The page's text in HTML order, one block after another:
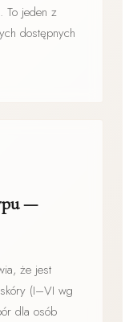
To jeden z
dostępnych
—
że jest
(I–VI wg
dla osób